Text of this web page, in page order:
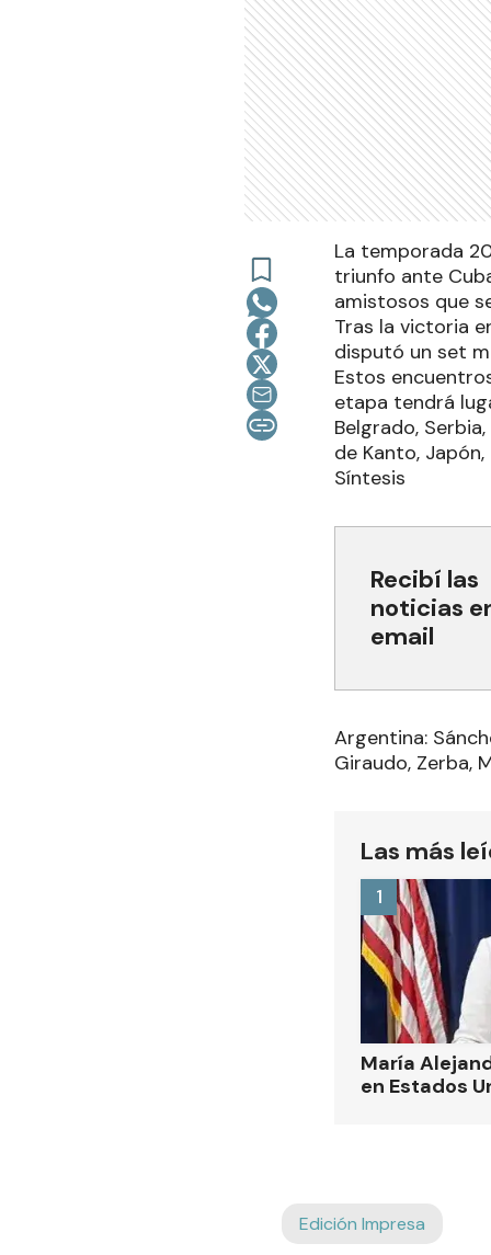
La temporada
triunfo ante
amistosos que
Tras la victoria
disputó un set
Estos
etapa tendrá
Belgrado,
de Kanto,
Síntesis
Recibí las
noticias
email
Argentina:
Giraudo, Zerba,
Las más
María
en Estados
1
Edición Impresa